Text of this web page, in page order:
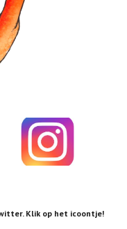
Klik op het icoontje!